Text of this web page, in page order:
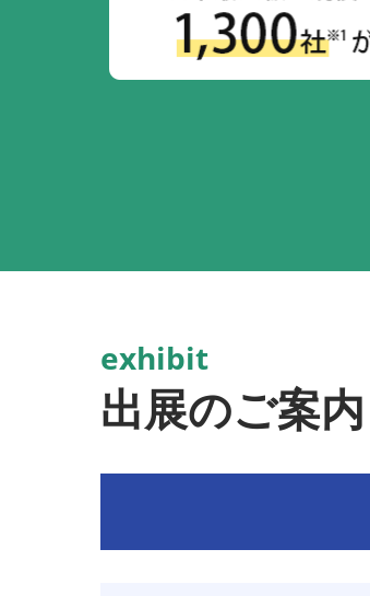
exhibit
出展のご案内